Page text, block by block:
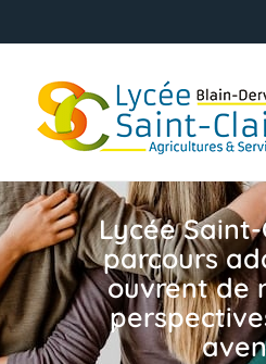
Lycée
parcours
ouvrent de